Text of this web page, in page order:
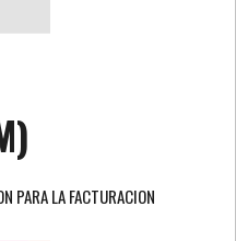
PARA LA FACTURACION